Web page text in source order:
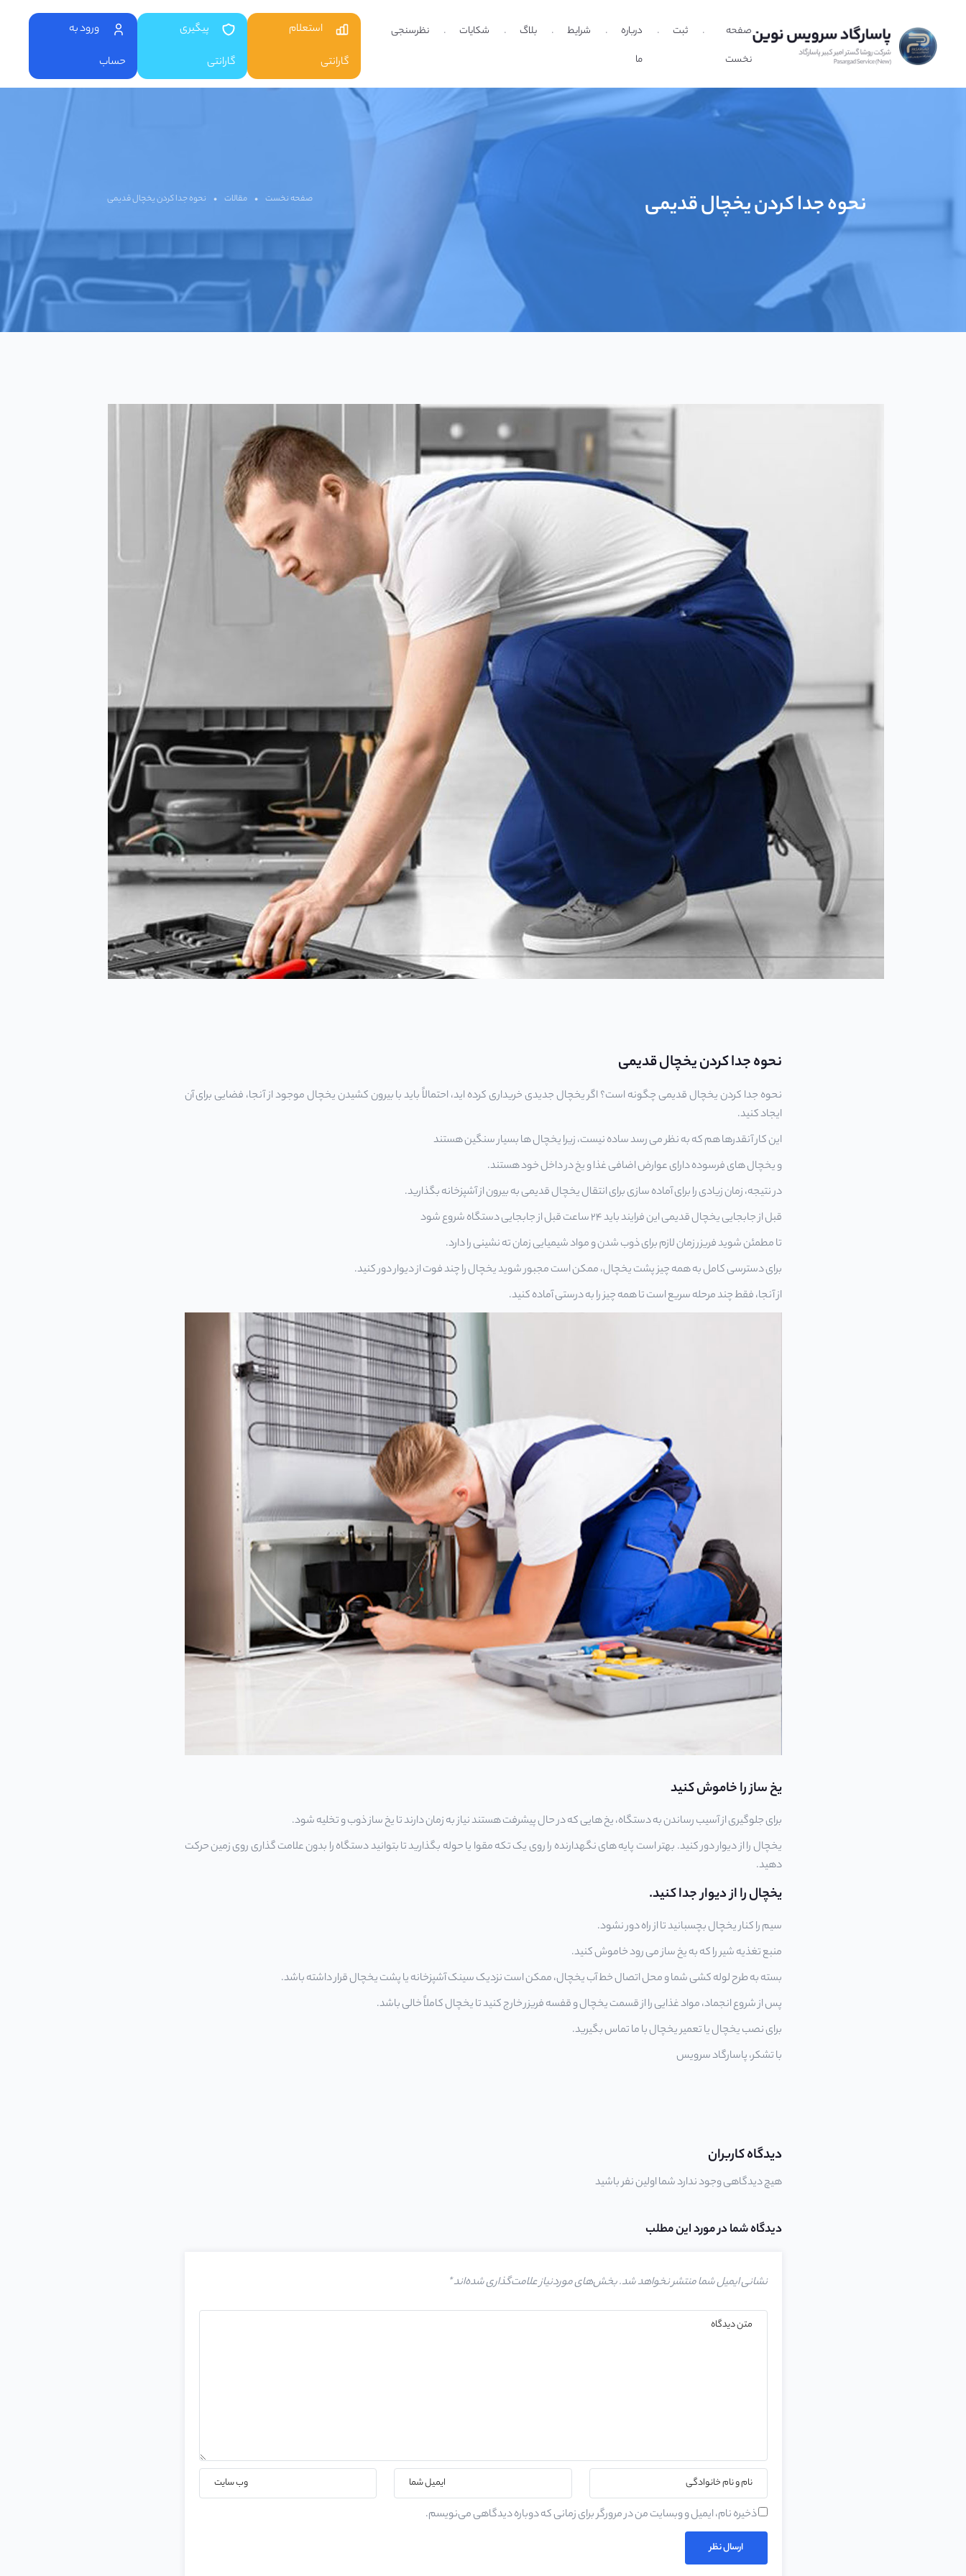
صفحه
نخست
ثبت
درباره
ما
شرایط بلاگ شکایات نظرسنجی
استعلام
گارانتی
پیگیری
گارانتی
ورود به
حساب
نحوه جدا کردن یخچال قدیمی صفحه نخست • مقالات • نحوه جدا کردن یخچال قدیمی
نحوه جدا کردن یخچال قدیمی
نحوه جدا کردن یخچال قدیمی چگونه است؟ اگر یخچال جدیدی خریداری کرده اید، احتمالاً باید با بیرون کشیدن یخچال موجود از آنجا، فضایی برای آن
ایجاد کنید.
این کار آنقدرها هم که به نظر می رسد ساده نیست، زیرا یخچال ها بسیار سنگین هستند
و یخچال های فرسوده دارای عوارض اضافی غذا و یخ در داخل خود هستند.
در نتیجه، زمان زیادی را برای آماده سازی برای انتقال یخچال قدیمی به بیرون از آشپزخانه بگذارید.
قبل از جابجایی یخچال قدیمی این فرایند باید 24 ساعت قبل از جابجایی دستگاه شروع شود
تا مطمئن شوید فریزر زمان لازم برای ذوب شدن و مواد شیمیایی زمان ته نشینی را دارد.
برای دسترسی کامل به همه چیز پشت یخچال، ممکن است مجبور شوید یخچال را چند فوت از دیوار دور کنید.
از آنجا، فقط چند مرحله سریع است تا همه چیز را به درستی آماده کنید.
یخ ساز را خاموش کنید
برای جلوگیری از آسیب رساندن به دستگاه، یخ هایی که در حال پیشرفت هستند نیاز به زمان دارند تا یخ ساز ذوب و تخلیه شود.
یخچال را از دیوار دور کنید. بهتر است پایه های نگهدارنده را روی یک تکه مقوا یا حوله بگذارید تا بتوانید دستگاه را بدون علامت گذاری روی زمین حرکت
دهید.
یخچال را از دیوار جدا کنید.
سیم را کنار یخچال بچسبانید تا از راه دور نشود.
منبع تغذیه شیر را که به یخ ساز می رود خاموش کنید.
بسته به طرح لوله کشی شما و محل اتصال خط آب یخچال، ممکن است نزدیک سینک آشپزخانه یا پشت یخچال قرار داشته باشد.
پس از شروع انجماد، مواد غذایی را از قسمت یخچال و قفسه فریزر خارج کنید تا یخچال کاملاً خالی باشد.
براینصب یخچالیاتعمیر یخچالبا ما تماس بگیرید.
با تشکر،پاسارگاد سرویس
دیدگاه کاربران
هیچ دیدگاهی وجود ندارد شما اولین نفر باشید
دیدگاه شما در مورد این مطلب
نشانی ایمیل شما منتشر نخواهد شد.بخش‌های موردنیاز علامت‌گذاری شده‌اند*
ذخیره نام، ایمیل و وبسایت من در مرورگر برای زمانی که دوباره دیدگاهی می‌نویسم.